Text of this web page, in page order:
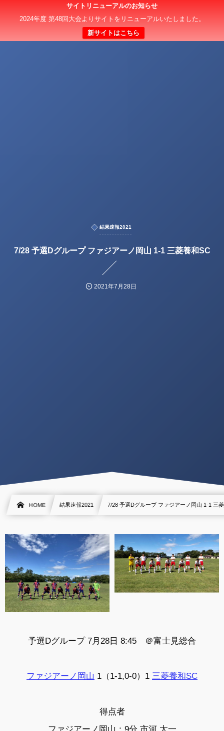
サイトリニューアルのお知らせ
2024年度 第48回大会よりサイトをリニューアルいたしました。
新サイトはこちら
結果速報2021
7/28 予選Dグループ ファジアーノ岡山 1-1 三菱養和SC
2021年7月28日
HOME 結果速報2021 7/28 予選Dグループ ファジアーノ岡山 1-1 三
予選Dグループ 7月28日 8:45 ＠富士見総合
ファジアーノ岡山 1（1-1,0-0）1 三菱養和SC
得点者
ファジアーノ岡山：9分 市河 太一